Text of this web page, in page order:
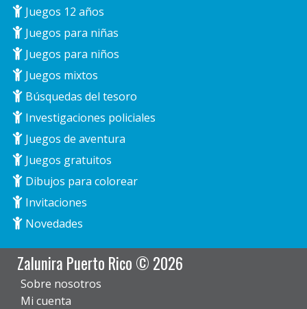
Juegos 12 años
Juegos para niñas
Juegos para niños
Juegos mixtos
Búsquedas del tesoro
Investigaciones policiales
Juegos de aventura
Juegos gratuitos
Dibujos para colorear
Invitaciones
Novedades
Zalunira Puerto Rico © 2026
Sobre nosotros
Mi cuenta